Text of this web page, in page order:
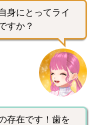
身にとってライ
すか？
存在です！歯を